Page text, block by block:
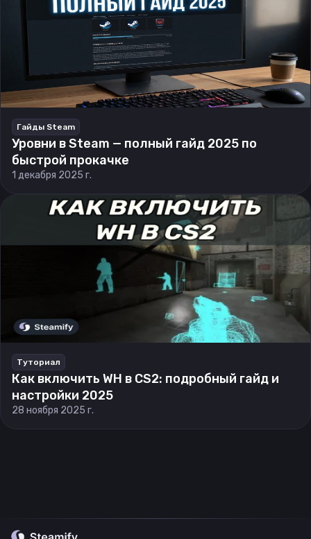
Гайды Steam
Уровни в Steam — полный гайд 2025 по
быстрой прокачке
1 декабря 2025 г.
Туториал
Как включить WH в CS2: подробный гайд и
настройки 2025
28 ноября 2025 г.